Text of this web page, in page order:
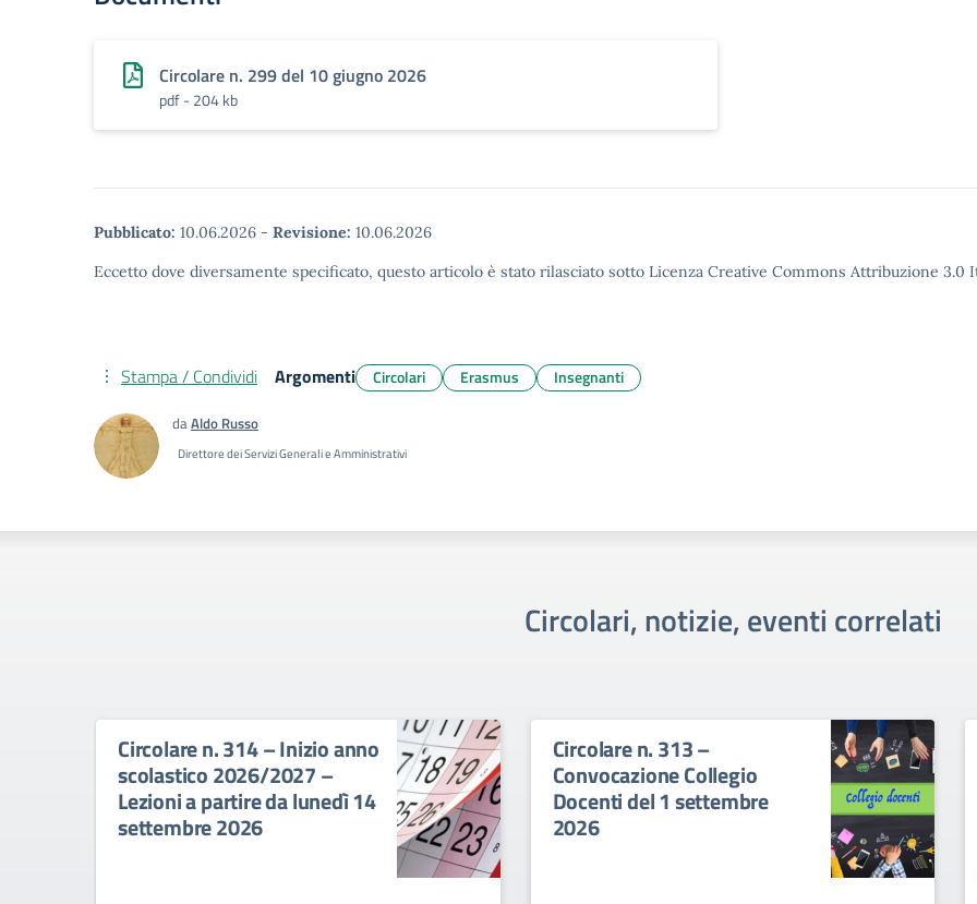
Circolare n. 299 del 10 giugno 2026
pdf - 204 kb
Pubblicato: 10.06.2026 - Revisione: 10.06.2026
Eccetto dove diversamente specificato, questo articolo è stato rilasciato sotto Licenza Creative Commons Attribuzione 3.0
Stampa / Condividi Argomenti Circolari Erasmus Insegnanti
daAldo Russo
Direttore dei Servizi Generali e Amministrativi
Circolari, notizie, eventi correlati
Circolare n. 314 – Inizio anno
scolastico 2026/2027 –
Lezioni a partire da lunedì 14
settembre 2026
Circolare n. 313 –
Convocazione Collegio
Docenti del 1 settembre
2026